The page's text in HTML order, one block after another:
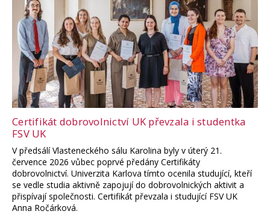
Certifikát dobrovolnictví UK převzala i studentka
FSV UK
V předsálí Vlasteneckého sálu Karolina byly v úterý 21.
července 2026 vůbec poprvé předány Certifikáty
dobrovolnictví. Univerzita Karlova tímto ocenila studující, kteří
se vedle studia aktivně zapojují do dobrovolnických aktivit a
přispívají společnosti. Certifikát převzala i studující FSV UK
Anna Ročárková.